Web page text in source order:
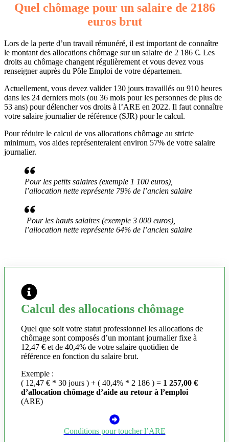
Quel chômage pour un salaire de 2186
euros brut
Lors de la perte d’un travail rémunéré, il est important de connaître
le montant des allocations chômage sur un salaire de 2 186 €. Les
droits au chômage changent régulièrement et vous devez vous
renseigner auprès du Pôle Emploi de votre départemen.
Actuellement, vous devez valider 130 jours travaillés ou 910 heures
dans les 24 derniers mois (ou 36 mois pour les personnes de plus de
53 ans) pour délencher vos droits à l’ARE en 2022. Il faut connaître
votre salaire journalier de référence (SJR) pour le calcul.
Pour réduire le calcul de vos allocations chômage au stricte
minimum, vos aides représenteraient environ 57% de votre salaire
journalier.
Pour les petits salaires (exemple 1 100 euros),
l’allocation nette représente 79% de l’ancien salaire
Pour les hauts salaires (exemple 3 000 euros),
l’allocation nette représente 64% de l’ancien salaire
Calcul des allocations chômage
Quel que soit votre statut professionnel les allocations de
chômage sont composés d’un montant journalier fixe à
12,47 € et de 40,4% de votre salaire quotidien de
référence en fonction du salaire brut.
Exemple :
( 12,47 € * 30 jours ) + ( 40,4% * 2 186 ) = 1 257,00 €
d’allocation chômage d’aide au retour à l’emploi
(ARE)
Conditions pour toucher l’ARE